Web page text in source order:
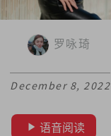
罗咏琦
December 8, 2022
语音阅读